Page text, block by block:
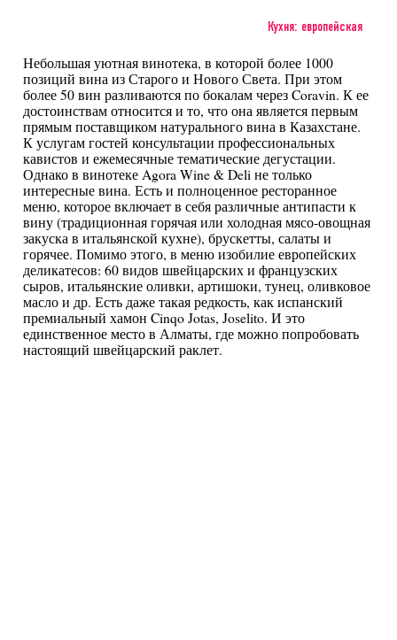
Кухня: европейская
Небольшая уютная винотека, в которой более 1000
позиций вина из Старого и Нового Света. При этом
более 50 вин разливаются по бокалам через Coravin. К ее
достоинствам относится и то, что она является первым
прямым поставщиком натурального вина в Казахстане.
К услугам гостей консультации профессиональных
кавистов и ежемесячные тематические дегустации.
Однако в винотеке Agora Wine & Deli не только
интересные вина. Есть и полноценное ресторанное
меню, которое включает в себя различные антипасти к
вину (традиционная горячая или холодная мясо-овощная
закуска в итальянской кухне), брускетты, салаты и
горячее. Помимо этого, в меню изобилие европейских
деликатесов: 60 видов швейцарских и французских
сыров, итальянские оливки, артишоки, тунец, оливковое
масло и др. Есть даже такая редкость, как испанский
премиальный хамон Cinqo Jotas, Joselito. И это
единственное место в Алматы, где можно попробовать
настоящий швейцарский раклет.